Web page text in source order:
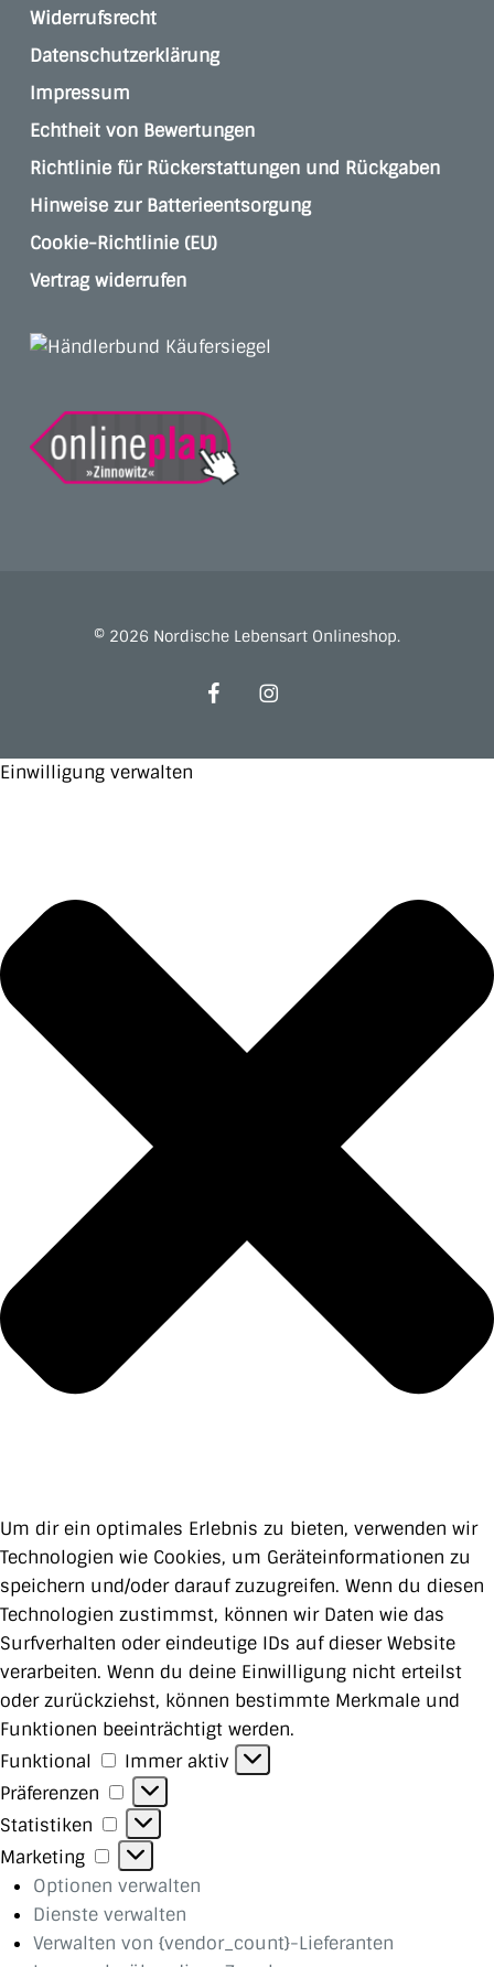
Widerrufsrecht
Datenschutzerklärung
Impressum
Echtheit von Bewertungen
Richtlinie für Rückerstattungen und Rückgaben
Hinweise zur Batterieentsorgung
Cookie-Richtlinie (EU)
Vertrag widerrufen
© 2026 Nordische Lebensart Onlineshop.
facebookinstagram
Einwilligung verwalten
Um dir ein optimales Erlebnis zu bieten, verwenden wir
Technologien wie Cookies, um Geräteinformationen zu
speichern und/oder darauf zuzugreifen. Wenn du diesen
Technologien zustimmst, können wir Daten wie das
Surfverhalten oder eindeutige IDs auf dieser Website
verarbeiten. Wenn du deine Einwilligung nicht erteilst
oder zurückziehst, können bestimmte Merkmale und
Funktionen beeinträchtigt werden.
Funktional
Funktional
Immer aktiv
Präferenzen
Präferenzen
Statistiken
Statistiken
Marketing
Marketing
Optionen verwalten
Dienste verwalten
Verwalten von {vendor_count}-Lieferanten